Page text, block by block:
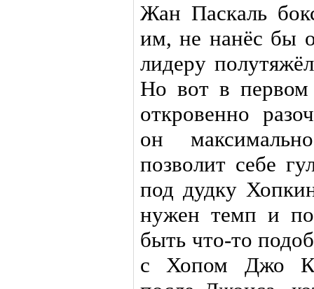
Жан Паскаль
им, не нанёс бы
лидеру
Но вот в
откровенно
он
позволит себе
под дудку
нужен темп и
быть что-то
с Хопом Джо